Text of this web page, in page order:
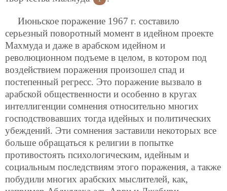
Июньское поражение 1967 г. составило
серьезный поворотный момент в идейном проекте
Махмуда и даже в арабском идейном и
революционном подъеме в целом, в котором под
воздействием поражения произошел спад и
постепенный регресс. Это поражение вызвало в
арабской общественности и особенно в кругах
интеллигенции сомнения относительно многих
господствовавших тогда идейных и политических
убеждений. Эти сомнения заставили некоторых все
больше обращаться к религии в попытке
противостоять психологическим, идейным и
социальным последствиям этого поражения, а также
побудили многих арабских мыслителей, как,